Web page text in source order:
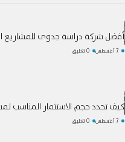
أفضل شركة دراسة جدوى للمشاريع
7 أغسطس 0 تعليق
كيف تحدد حجم الاستثمار المناسب
7 أغسطس 0 تعليق